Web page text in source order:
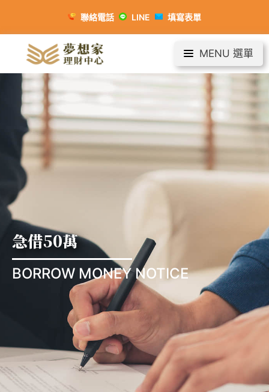
聯絡電話 LINE 填寫表單
MENU 選單
急借50萬
BORROW MONEY NOTICE